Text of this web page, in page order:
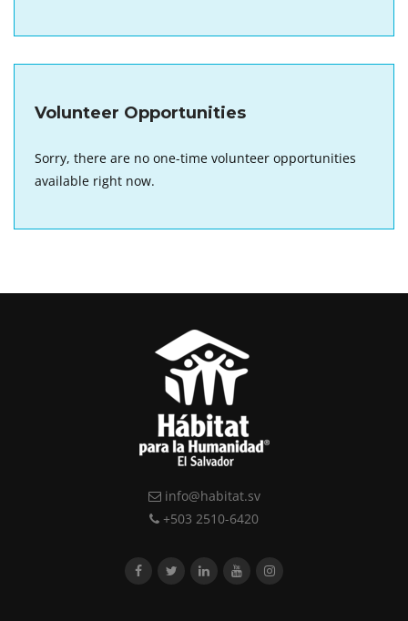
Volunteer Opportunities
Sorry, there are no one-time volunteer opportunities
available right now.
info@habitat.sv
+503 2510-6420